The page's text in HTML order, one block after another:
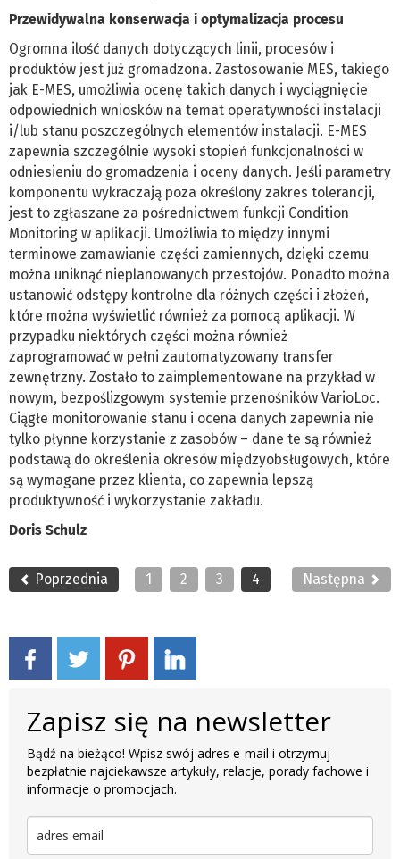
Przewidywalna konserwacja i optymalizacja procesu
Ogromna ilość danych dotyczących linii, procesów i
produktów jest już gromadzona. Zastosowanie MES, takiego
jak E-MES, umożliwia ocenę takich danych i wyciągnięcie
odpowiednich wniosków na temat operatywności instalacji
i/lub stanu poszczególnych elementów instalacji. E-MES
zapewnia szczególnie wysoki stopień funkcjonalności w
odniesieniu do gromadzenia i oceny danych. Jeśli parametry
komponentu wykraczają poza określony zakres tolerancji,
jest to zgłaszane za pośrednictwem funkcji Condition
Monitoring w aplikacji. Umożliwia to między innymi
terminowe zamawianie części zamiennych, dzięki czemu
można uniknąć nieplanowanych przestojów. Ponadto można
ustanowić odstępy kontrolne dla różnych części i złożeń,
które można wyświetlić również za pomocą aplikacji. W
przypadku niektórych części można również
zaprogramować w pełni zautomatyzowany transfer
zewnętrzny. Zostało to zaimplementowane na przykład w
nowym, bezpoślizgowym systemie przenośników VarioLoc.
Ciągłe monitorowanie stanu i ocena danych zapewnia nie
tylko płynne korzystanie z zasobów – dane te są również
podstawą do określenia okresów międzyobsługowych, które
są wymagane przez klienta, co zapewnia lepszą
produktywność i wykorzystanie zakładu.
Doris Schulz
Poprzednia 1 2 3 4 Następna
Zapisz się na newsletter
Bądź na bieżąco! Wpisz swój adres e-mail i otrzymuj
bezpłatnie najciekawsze artykuły, relacje, porady fachowe i
informacje o promocjach.